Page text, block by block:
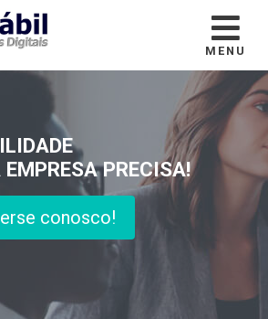
MENU
EMPRESA PRECISA!
conosco!